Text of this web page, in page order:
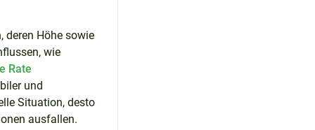
deren Höhe sowie
wie
Rate
und
Situation, desto
ausfallen.